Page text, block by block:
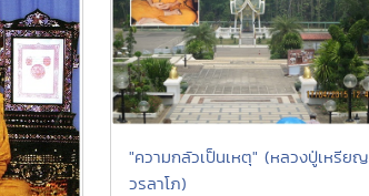
"ความกลัวเป็นเหตุ" (หลวงปู่เหรียญ
วรลาโภ)